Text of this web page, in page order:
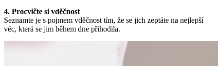
4. Procvičte si vděčnost
Seznamte je s pojmem vděčnost tím, že se jich zeptáte na nejlepší
věc, která se jim během dne přihodila.